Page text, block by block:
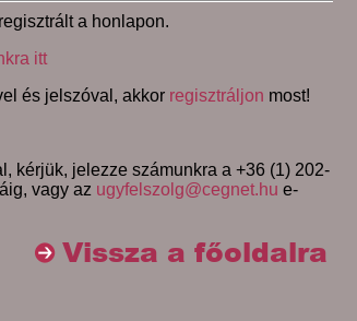
a honlapon.
itt
és jelszóval, akkor regisztráljon most!
kérjük, jelezze számunkra a +36 (1) 202-
vagy az ugyfelszolg@cegnet.hu e-
Vissza a főoldalra